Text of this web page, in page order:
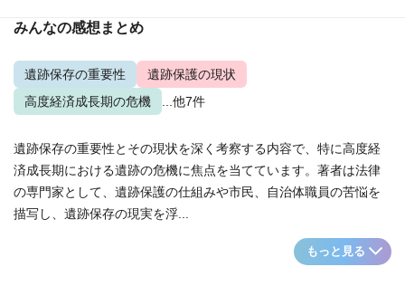
みんなの感想まとめ
遺跡保存の重要性
遺跡保護の現状
高度経済成長期の危機
...他7件
遺跡保存の重要性とその現状を深く考察する内容で、特に高度経
済成長期における遺跡の危機に焦点を当てています。著者は法律
の専門家として、遺跡保護の仕組みや市民、自治体職員の苦悩を
描写し、遺跡保存の現実を浮...
もっと見る